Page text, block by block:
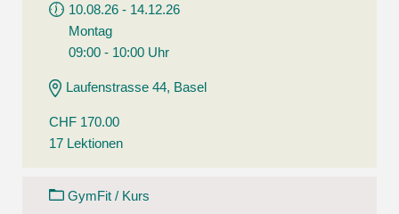
10.08.26 - 14.12.26
Montag
09:00 - 10:00 Uhr
Laufenstrasse 44, Basel
CHF 170.00
17 Lektionen
GymFit / Kurs